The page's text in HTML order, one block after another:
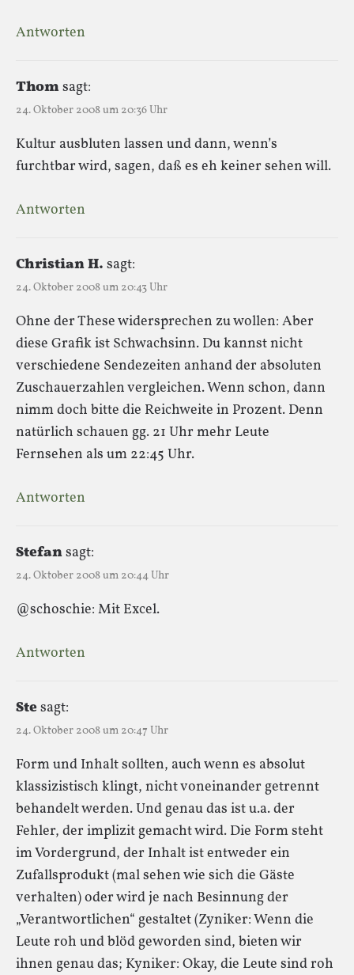
Antworten
Thomsagt:
24. Oktober 2008 um 20:36 Uhr
Kultur ausbluten lassen und dann, wenn’s
furchtbar wird, sagen, daß es eh keiner sehen will.
Antworten
Christian H. sagt:
24. Oktober 2008 um 20:43 Uhr
Ohne der These widersprechen zu wollen: Aber
diese Grafik ist Schwachsinn. Du kannst nicht
verschiedene Sendezeiten anhand der absoluten
Zuschauerzahlen vergleichen. Wenn schon, dann
nimm doch bitte die Reichweite in Prozent. Denn
natürlich schauen gg. 21 Uhr mehr Leute
Fernsehen als um 22:45 Uhr.
Antworten
Stefansagt:
24. Oktober 2008 um 20:44 Uhr
@schoschie: Mit Excel.
Antworten
Stesagt:
24. Oktober 2008 um 20:47 Uhr
Form und Inhalt sollten, auch wenn es absolut
klassizistisch klingt, nicht voneinander getrennt
behandelt werden. Und genau das ist u.a. der
Fehler, der implizit gemacht wird. Die Form steht
im Vordergrund, der Inhalt ist entweder ein
Zufallsprodukt (mal sehen wie sich die Gäste
verhalten) oder wird je nach Besinnung der
„Verantwortlichen“ gestaltet (Zyniker: Wenn die
Leute roh und blöd geworden sind, bieten wir
ihnen genau das; Kyniker: Okay, die Leute sind roh